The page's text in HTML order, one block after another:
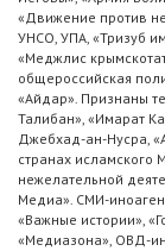
«Движение против
УНСО, УПА, «Тризуб
«Меджлис
общероссийская
«Айдар». Признаны
Талибан», «Имарат
Джебхад-ан-Нусра,
странах исламского
нежелательной
Медиа». СМИ-
«Важные истории»,
«Медиазона», ОВД-